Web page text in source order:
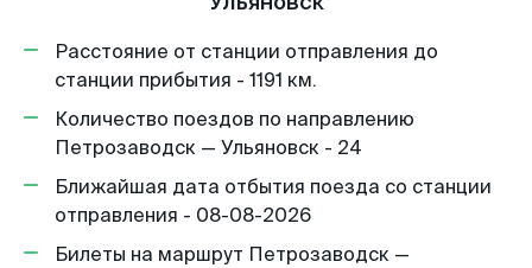
Расстояние от станции отправления до
станции прибытия - 1191 км.
Количество поездов по направлению
Петрозаводск — Ульяновск - 24
Ближайшая дата отбытия поезда со станции
отправления - 08-08-2026
Билеты на маршрут Петрозаводск —